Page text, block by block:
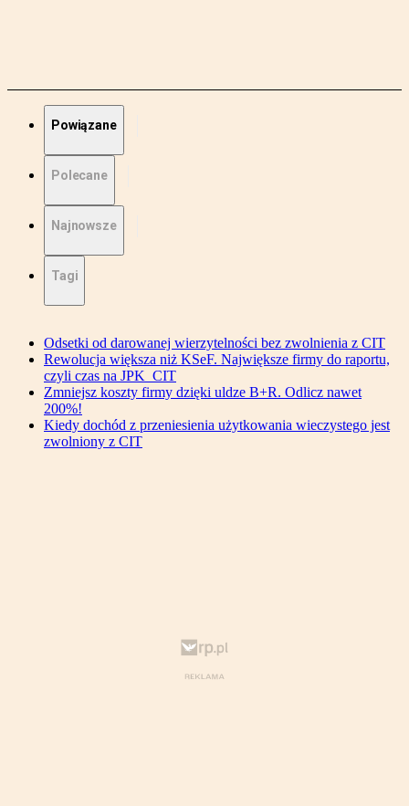
Powiązane
Polecane
Najnowsze
Tagi
Odsetki od darowanej wierzytelności bez zwolnienia z CIT
Rewolucja większa niż KSeF. Największe firmy do raportu,
czyli czas na JPK_CIT
Zmniejsz koszty firmy dzięki uldze B+R. Odlicz nawet
200%!
Kiedy dochód z przeniesienia użytkowania wieczystego jest
zwolniony z CIT